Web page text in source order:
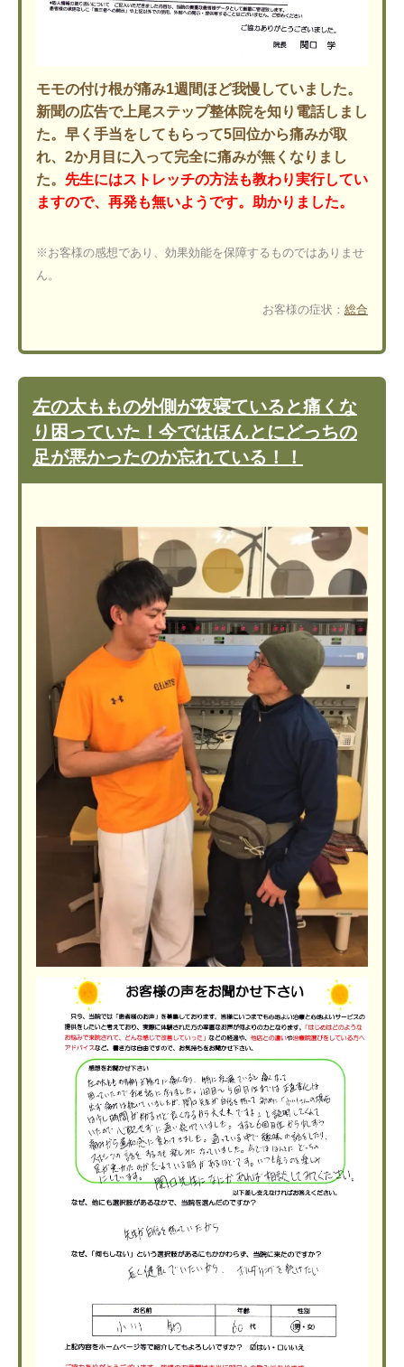
モモの付け根が痛み1週間ほど我慢していました。
新聞の広告で上尾ステップ整体院を知り電話しまし
た。早く手当をしてもらって5回位から痛みが取
れ、2か月目に入って完全に痛みが無くなりまし
た。 先生にはストレッチの方法も教わり実行してい
ますので、再発も無いようです。助かりました。
※お客様の感想であり、効果効能を保障するものではありませ
ん。
お客様の症状： 総合
左の太ももの外側が夜寝ていると痛くな
り困っていた！今ではほんとにどっちの
足が悪かったのか忘れている！！